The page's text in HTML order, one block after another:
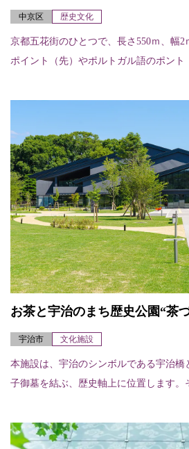
中京区 歴史文化
京都五花街のひとつで、長さ550ｍ、幅
ポイント（先）やポルトガル語のポント
四条河原町のにぎ...
お茶と宇治のまち歴史公園“茶
宇治市 文化施設
本施設は、宇治のシンボルである宇治橋
子御墓を結ぶ、歴史軸上に位置します。
は、宇治の時の流れを...